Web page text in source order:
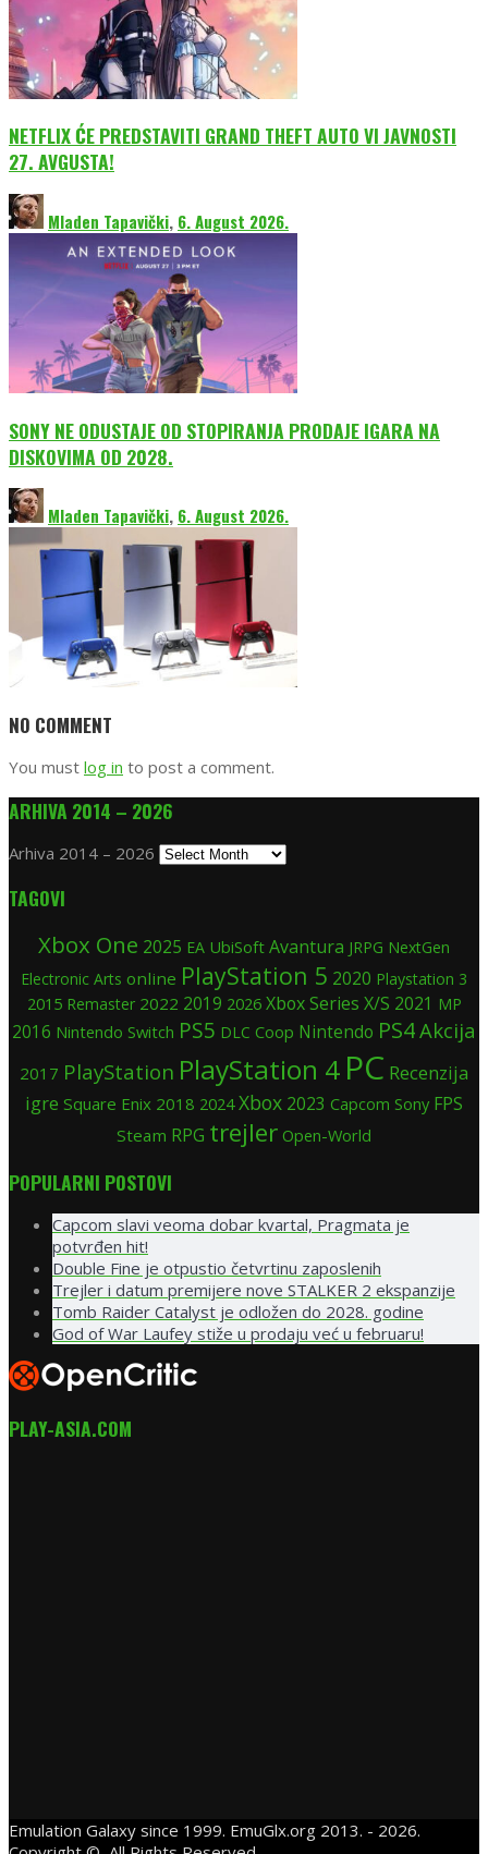
NETFLIX ĆE PREDSTAVITI GRAND THEFT AUTO VI JAVNOSTI
27. AVGUSTA!
Mladen Tapavički, 6. August 2026.
SONY NE ODUSTAJE OD STOPIRANJA PRODAJE IGARA NA
DISKOVIMA OD 2028.
Mladen Tapavički, 6. August 2026.
NO COMMENT
You must log in to post a comment.
ARHIVA 2014 – 2026
Arhiva 2014 – 2026
TAGOVI
Xbox One 2025 EA UbiSoft Avantura JRPG NextGen
Electronic Arts online PlayStation 5 2020 Playstation 3
2015 Remaster 2022 2019 2026 Xbox Series X/S 2021 MP
2016 Nintendo Switch PS5 DLC Coop Nintendo PS4Akcija
2017 PlayStation PlayStation 4 PC Recenzija
igre Square Enix 2018 2024 Xbox 2023 Capcom Sony FPS
Steam RPG trejler Open-World
POPULARNI POSTOVI
Capcom slavi veoma dobar kvartal, Pragmata je
potvrđen hit!
Double Fine je otpustio četvrtinu zaposlenih
Trejler i datum premijere nove STALKER 2 ekspanzije
Tomb Raider Catalyst je odložen do 2028. godine
God of War Laufey stiže u prodaju već u februaru!
PLAY-ASIA.COM
Emulation Galaxy since 1999. EmuGlx.org 2013. - 2026.